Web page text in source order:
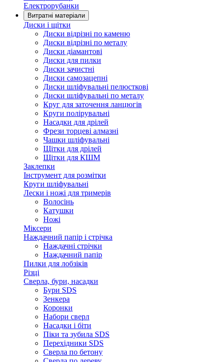
Електрорубанки
Витратні матеріали
Диски і щітки
Диски відрізні по каменю
Диски відрізні по металу
Диски діамантові
Диски для пилки
Диски зачистні
Диски самозацепні
Диски шліфувальні пелюсткові
Диски шліфувальні по металу
Круг для заточення ланцюгів
Круги полірувальні
Насадки для дрілей
Фрези торцеві алмазні
Чашки шліфувальні
Щітки для дрілей
Щітки для КШМ
Заклепки
Інструмент для розмітки
Круги шліфувальні
Лески і ножі для тримерів
Волосінь
Катушки
Ножі
Міксери
Наждачний папір і стрічка
Наждачні стрічки
Наждачний папір
Пилки для лобзіків
Різці
Сверла, бури, насадки
Бури SDS
Зенкера
Коронки
Набори сверл
Насадки і біти
Піки та зубила SDS
Перехідники SDS
Сверла по бетону